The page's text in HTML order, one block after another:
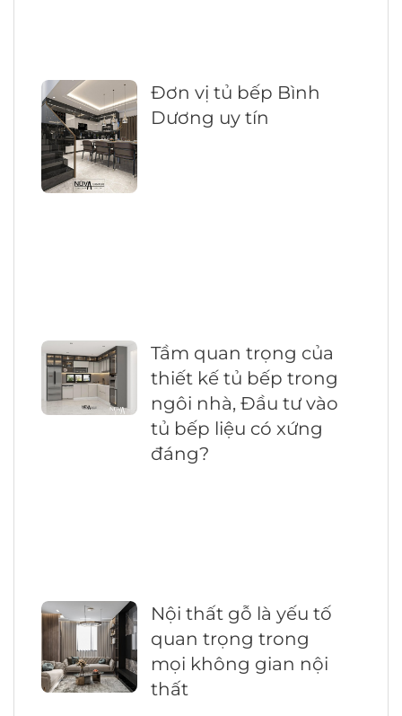
Đơn vị tủ bếp Bình
Dương uy tín
Tầm quan trọng của
thiết kế tủ bếp trong
ngôi nhà, Đầu tư vào
tủ bếp liệu có xứng
đáng?
Nội thất gỗ là yếu tố
quan trọng trong
mọi không gian nội
thất